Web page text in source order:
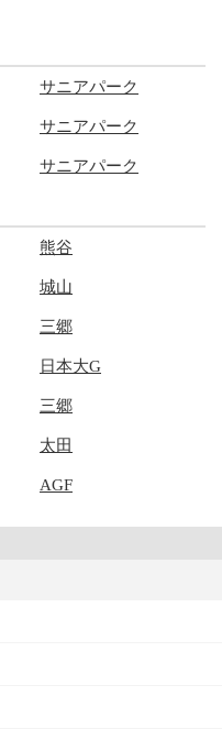
サニアパーク
サニアパーク
サニアパーク
熊谷
城山
三郷
日本大G
三郷
太田
AGF